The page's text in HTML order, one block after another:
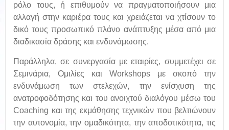
ρόλο τους, ή επιθυμούν να πραγματοποιήσουν μια
αλλαγή στην καριέρα τους και χρειάζεται να χτίσουν το
δικό τους προσωπικό πλάνο ανάπτυξης μέσα από μια
διαδικασία δράσης και ενδυνάμωσης.
Παράλληλα, σε συνεργασία με εταιρίες, συμμετέχει σε
Σεμινάρια, Ομιλίες και Workshops με σκοπό την
ενδυνάμωση των στελεχών, την ενίσχυση της
ανατροφοδότησης και του ανοιχτού διαλόγου μέσω του
Coaching και της εκμάθησης τεχνικών που βελτιώνουν
την αυτονομία, την ομαδικότητα, την αποδοτικότητα, τις